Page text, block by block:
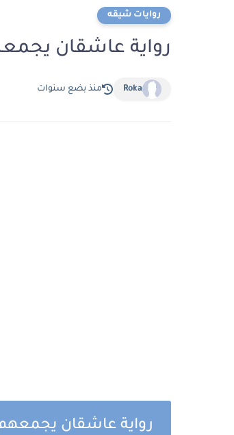
روايات شيقه
رواية عاشقان يجمعهم
Roka منذ بضع سنوات
رواية عاشقان